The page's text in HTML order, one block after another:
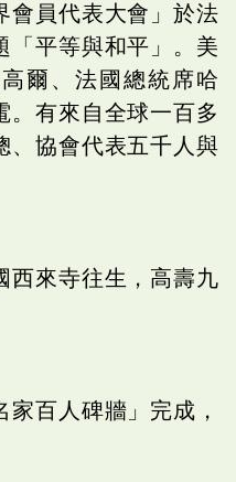
會員代表大會」於法
「平等與和平」。美
爾、法國總統席哈
。有來自全球一百多
、協會代表五千人與
西來寺往生，高壽九
百人碑牆」完成，